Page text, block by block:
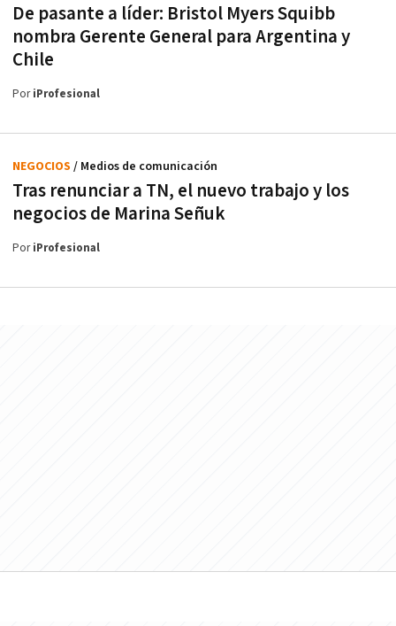
De pasante a líder: Bristol Myers Squibb
nombra Gerente General para Argentina y
Chile
PoriProfesional
Tras renunciar a TN, el nuevo trabajo y los
negocios de Marina Señuk
NEGOCIOS / Medios de comunicación
PoriProfesional